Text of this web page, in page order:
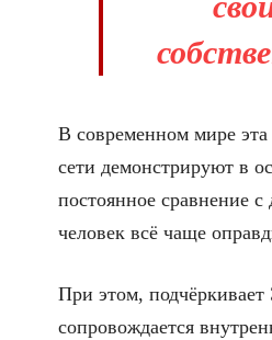
В современном мире эта
сети демонстрируют в
постоянное сравнение с
человек всё чаще
При этом, подчёркивает
сопровождается